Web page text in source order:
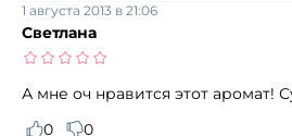
Светлана
1 августа 2013 в 21:06
А мне оч нравится этот аромат!
0
0